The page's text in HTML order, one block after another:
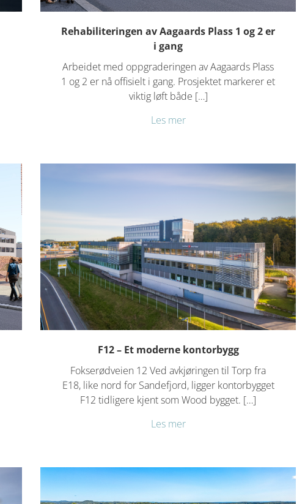
Rehabiliteringen av Aagaards Plass 1 og 2 er
i gang
Arbeidet med oppgraderingen av Aagaards Plass
1 og 2 er nå offisielt i gang. Prosjektet markerer et
viktig løft både […]
Les mer
F12 – Et moderne kontorbygg
Fokserødveien 12 Ved avkjøringen til Torp fra
E18, like nord for Sandefjord, ligger kontorbygget
F12 tidligere kjent som Wood bygget. […]
Les mer